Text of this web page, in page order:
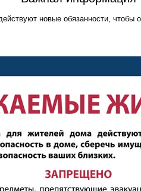
новые обязанности, чтобы